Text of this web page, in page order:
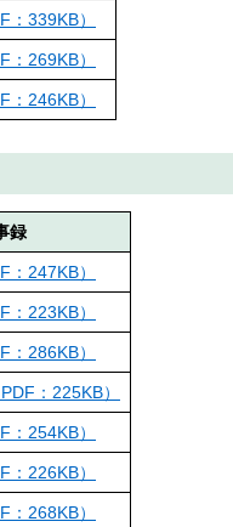
：339KB）
：269KB）
：246KB）
録
：247KB）
：223KB）
：286KB）
：225KB）
：254KB）
：226KB）
：268KB）